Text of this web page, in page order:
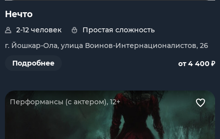
Нечто
2-12 человек
Простая сложность
г. Йошкар-Ола, улица Воинов-Интернационалистов, 26
Подробнее
от 4 400 ₽
Перформансы (с актером), 12+